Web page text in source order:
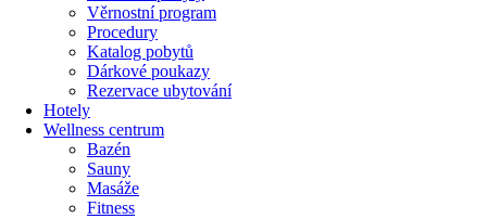
Věrnostní program
Procedury
Katalog pobytů
Dárkové poukazy​
Rezervace ubytování
Hotely
Wellness centrum
Bazén
Sauny
Masáže
Fitness